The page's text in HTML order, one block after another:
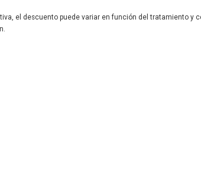
el descuento puede variar en función del tratamiento y